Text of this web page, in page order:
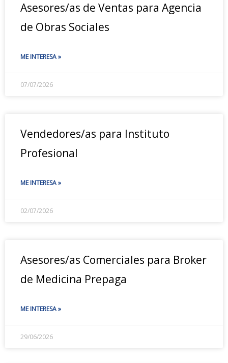
Asesores/as de Ventas para Agencia
de Obras Sociales
ME INTERESA »
07/07/2026
Vendedores/as para Instituto
Profesional
ME INTERESA »
02/07/2026
Asesores/as Comerciales para Broker
de Medicina Prepaga
ME INTERESA »
29/06/2026